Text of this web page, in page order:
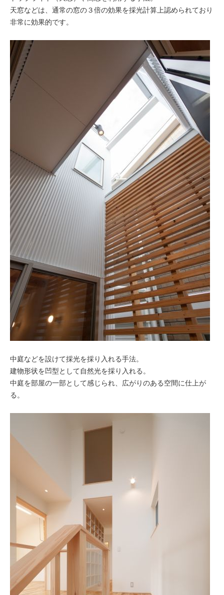
天窓などは、通常の窓の３倍の効果を採光計算上認められており
非常に効果的です。
中庭などを設けて採光を採り入れる手法。
建物形状を凹型として自然光を採り入れる。
中庭を部屋の一部として感じられ、広がりのある空間に仕上が
る。